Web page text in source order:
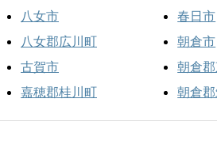
八女市
八女郡広川町
古賀市
嘉穂郡桂川町
春日市
朝倉市
朝倉
朝倉